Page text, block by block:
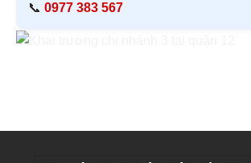
📞 0977 383 567